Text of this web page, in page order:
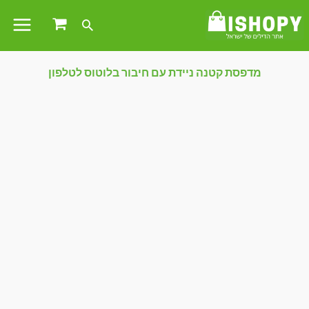
מדפסת קטנה ניידת עם חיבור בלוטוס לטלפון